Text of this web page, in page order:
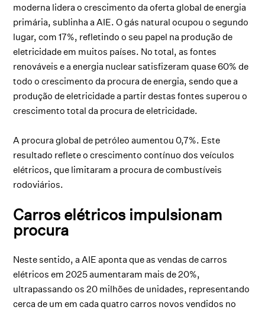
moderna lidera o crescimento da oferta global de energia
primária, sublinha a AIE. O gás natural ocupou o segundo
lugar, com 17%, refletindo o seu papel na produção de
eletricidade em muitos países. No total, as fontes
renováveis e a energia nuclear satisfizeram quase 60% de
todo o crescimento da procura de energia, sendo que a
produção de eletricidade a partir destas fontes superou o
crescimento total da procura de eletricidade.
A procura global de petróleo aumentou 0,7%. Este
resultado reflete o crescimento contínuo dos veículos
elétricos, que limitaram a procura de combustíveis
rodoviários.
Carros elétricos impulsionam
procura
Neste sentido, a AIE aponta que as vendas de carros
elétricos em 2025 aumentaram mais de 20%,
ultrapassando os 20 milhões de unidades, representando
cerca de um em cada quatro carros novos vendidos no